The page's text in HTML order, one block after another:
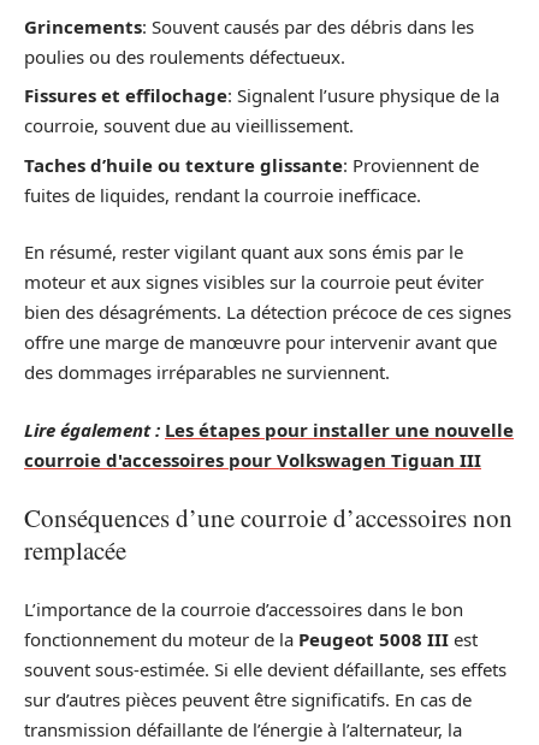
Grincements: Souvent causés par des débris dans les
poulies ou des roulements défectueux.
Fissures et effilochage: Signalent l’usure physique de la
courroie, souvent due au vieillissement.
Taches d’huile ou texture glissante: Proviennent de
fuites de liquides, rendant la courroie inefficace.
En résumé, rester vigilant quant aux sons émis par le
moteur et aux signes visibles sur la courroie peut éviter
bien des désagréments. La détection précoce de ces signes
offre une marge de manœuvre pour intervenir avant que
des dommages irréparables ne surviennent.
Lire également : Les étapes pour installer une nouvelle
courroie d'accessoires pour Volkswagen Tiguan III
Conséquences d’une courroie d’accessoires non
remplacée
L’importance de la courroie d’accessoires dans le bon
fonctionnement du moteur de la Peugeot 5008 III est
souvent sous-estimée. Si elle devient défaillante, ses effets
sur d’autres pièces peuvent être significatifs. En cas de
transmission défaillante de l’énergie à l’alternateur, la